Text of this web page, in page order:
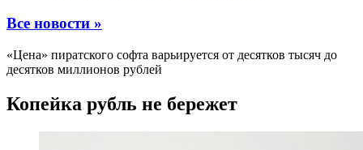
Все новости »
«Цена» пиратского софта варьируется от десятков тысяч до
десятков миллионов рублей
Копейка рубль не бережет